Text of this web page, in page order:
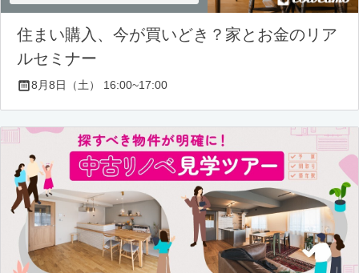
住まい購入、今が買いどき？家とお金のリア
ルセミナー
8月8日（土） 16:00~17:00